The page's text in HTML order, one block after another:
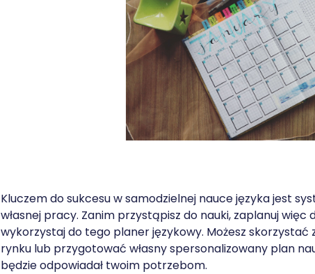
Kluczem do sukcesu w samodzielnej nauce języka jest
własnej pracy. Zanim przystąpisz do nauki, zaplanuj więc
wykorzystaj do tego planer językowy. Możesz
rynku lub przygotować własny spersonalizowany plan
będzie odpowiadał twoim potrzebom.